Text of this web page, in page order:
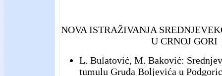
NOVA ISTRAŽIVANJA
U CRNOJ GORI
L. Bulatović, M. Baković:
tumulu Gruda Boljevića u